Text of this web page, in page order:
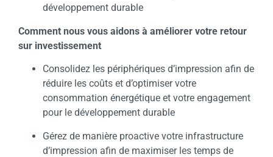
développement durable
Comment nous vous aidons à améliorer votre retour
sur investissement
Consolidez les périphériques d’impression afin de
réduire les coûts et d’optimiser votre
consommation énergétique et votre engagement
pour le développement durable
Gérez de manière proactive votre infrastructure
d’impression afin de maximiser les temps de